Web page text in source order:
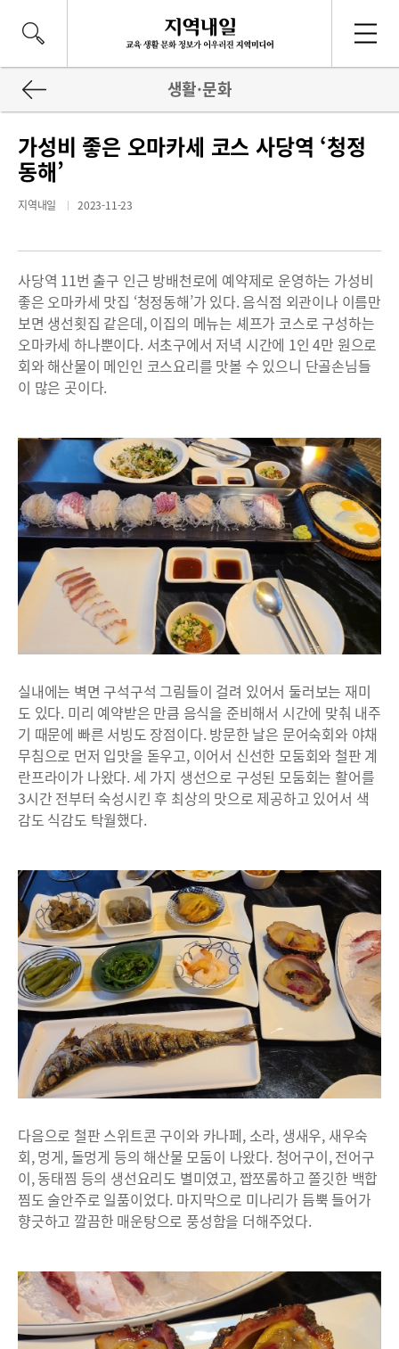
생활·문화
가성비 좋은 오마카세 코스 사당역 ‘청정
동해’
지역내일 2023-11-23
사당역 11번 출구 인근 방배천로에 예약제로 운영하는 가성비
좋은 오마카세 맛집 ‘청정동해’가 있다. 음식점 외관이나 이름만
보면 생선횟집 같은데, 이집의 메뉴는 셰프가 코스로 구성하는
오마카세 하나뿐이다. 서초구에서 저녁 시간에 1인 4만 원으로
회와 해산물이 메인인 코스요리를 맛볼 수 있으니 단골손님들
이 많은 곳이다.
실내에는 벽면 구석구석 그림들이 걸려 있어서 둘러보는 재미
도 있다. 미리 예약받은 만큼 음식을 준비해서 시간에 맞춰 내주
기 때문에 빠른 서빙도 장점이다. 방문한 날은 문어숙회와 야채
무침으로 먼저 입맛을 돋우고, 이어서 신선한 모둠회와 철판 계
란프라이가 나왔다. 세 가지 생선으로 구성된 모둠회는 활어를
3시간 전부터 숙성시킨 후 최상의 맛으로 제공하고 있어서 색
감도 식감도 탁월했다.
다음으로 철판 스위트콘 구이와 카나페, 소라, 생새우, 새우숙
회, 멍게, 돌멍게 등의 해산물 모둠이 나왔다. 청어구이, 전어구
이, 동태찜 등의 생선요리도 별미였고, 짭쪼롬하고 쫄깃한 백합
찜도 술안주로 일품이었다. 마지막으로 미나리가 듬뿍 들어가
향긋하고 깔끔한 매운탕으로 풍성함을 더해주었다.